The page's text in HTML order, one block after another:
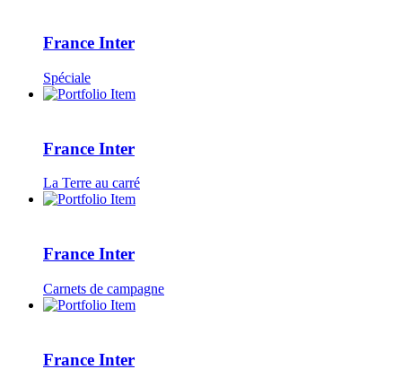
France Inter
Spéciale
France Inter
La Terre au carré
France Inter
Carnets de campagne
France Inter